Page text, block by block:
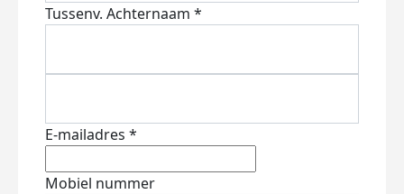
Tussenv. Achternaam *
E-mailadres *
Mobiel nummer